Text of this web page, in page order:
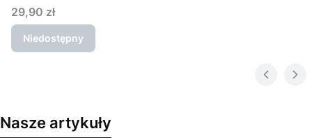
Cena
29,90 zł
Niedostępny
Nasze artykuły